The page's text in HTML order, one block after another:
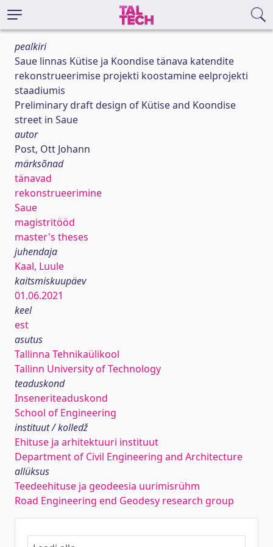
pealkiri
Saue linnas Kütise ja Koondise tänava katendite
rekonstrueerimise projekti koostamine eelprojekti
staadiumis
Preliminary draft design of Kütise and Koondise
street in Saue
autor
Post, Ott Johann
märksõnad
tänavad
rekonstrueerimine
Saue
magistritööd
master's theses
juhendaja
Kaal, Luule
kaitsmiskuupäev
01.06.2021
keel
est
asutus
Tallinna Tehnikaülikool
Tallinn University of Technology
teaduskond
Inseneriteaduskond
School of Engineering
instituut / kolledž
Ehituse ja arhitektuuri instituut
Department of Civil Engineering and Architecture
allüksus
Teedeehituse ja geodeesia uurimisrühm
Road Engineering end Geodesy research group